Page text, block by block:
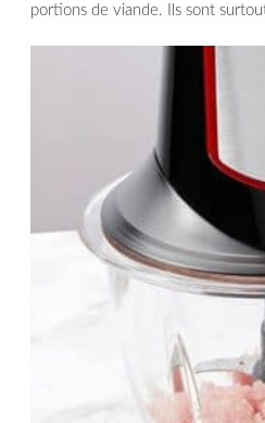
portions de viande. Ils sont